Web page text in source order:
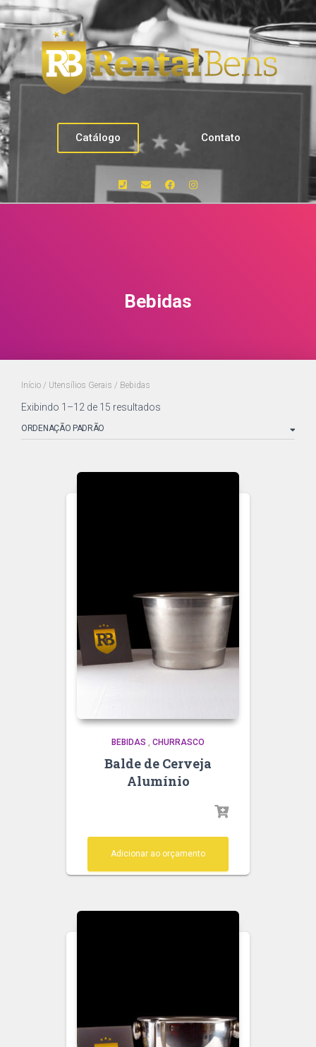
Catálogo Contato
Bebidas
Início / Utensílios Gerais / Bebidas
Exibindo 1–12 de 15 resultados
BEBIDAS , CHURRASCO
Balde de Cerveja
Alumínio
Adicionar ao orçamento